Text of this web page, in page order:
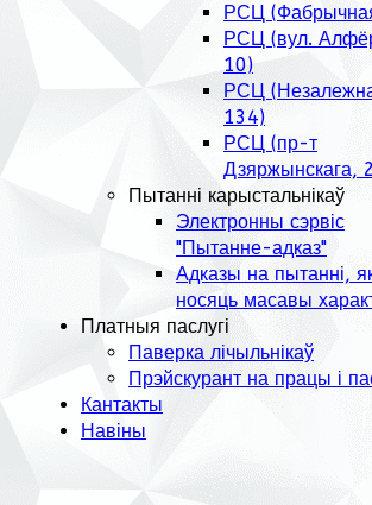
РСЦ
РСЦ (вул.
10)
РСЦ
134)
РСЦ (пр-т
Дзяржынскага,
Пытанні карыстальнікаў
Электронны сэрвіс
"Пытанне-адказ"
Адказы на пытанні,
носяць масавы
Платныя паслугі
Паверка лічыльнікаў
Прэйскурант на працы і
Кантакты
Навіны